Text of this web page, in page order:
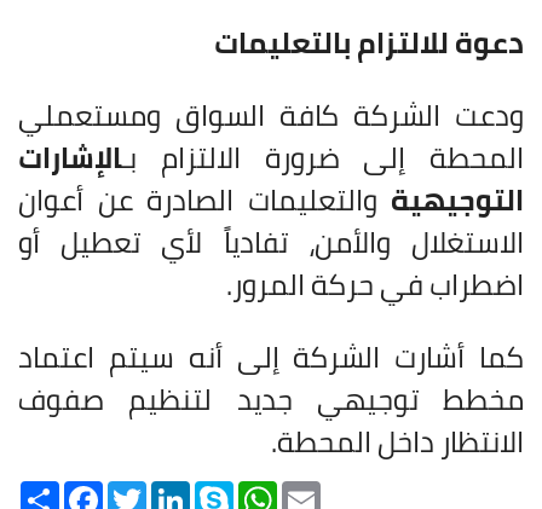
دعوة للالتزام بالتعليمات
ودعت الشركة كافة السواق ومستعملي
المحطة إلى ضرورة الالتزام بـالإشارات
التوجيهية والتعليمات الصادرة عن أعوان
الاستغلال والأمن، تفادياً لأي تعطيل أو
اضطراب في حركة المرور.
كما أشارت الشركة إلى أنه سيتم اعتماد
مخطط توجيهي جديد لتنظيم صفوف
الانتظار داخل المحطة.
Share FacebookTwitterLinkedInSkype WhatsApp